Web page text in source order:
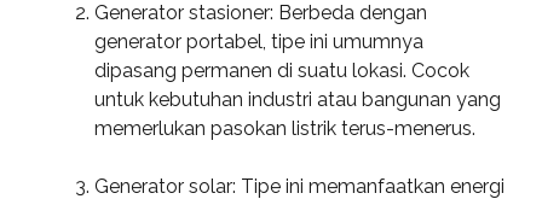
Generator stasioner: Berbeda dengan
generator portabel, tipe ini umumnya
dipasang permanen di suatu lokasi. Cocok
untuk kebutuhan industri atau bangunan yang
memerlukan pasokan listrik terus-menerus.
Generator solar: Tipe ini memanfaatkan energi